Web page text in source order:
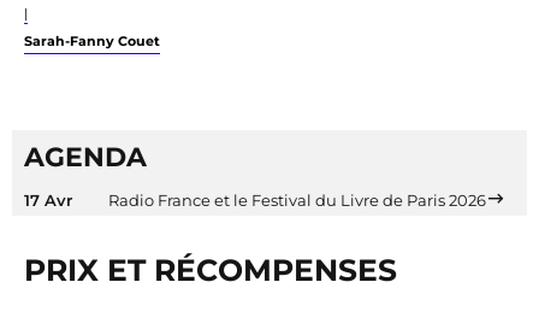
|
Sarah-Fanny Couet
AGENDA
17 Avr Radio France et le Festival du Livre de Paris 2026
PRIX ET RÉCOMPENSES